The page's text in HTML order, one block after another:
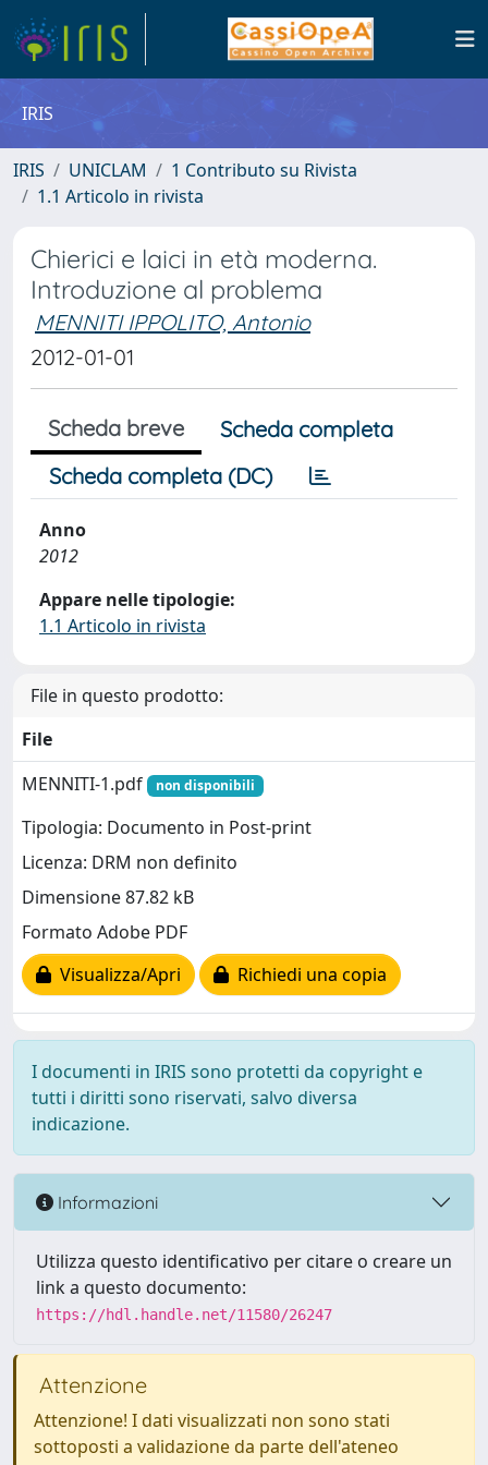
IRIS
IRIS UNICLAM
1 Contributo su Rivista
1.1 Articolo in rivista
Chierici e laici in età moderna.
Introduzione al problema
MENNITI IPPOLITO, Antonio
2012-01-01
Scheda breve
Scheda completa
Scheda completa (DC)
Anno
2012
Appare nelle tipologie:
1.1 Articolo in rivista
File in questo prodotto:
File
MENNITI-1.pdf
non disponibili
Tipologia: Documento in Post-print
Licenza: DRM non definito
Dimensione 87.82 kB
Formato Adobe PDF
Visualizza/Apri
Richiedi una copia
I documenti in IRIS sono protetti da copyright e
tutti i diritti sono riservati, salvo diversa
indicazione.
Informazioni
Utilizza questo identificativo per citare o creare un
link a questo documento:
https://hdl.handle.net/11580/26247
Attenzione
Attenzione! I dati visualizzati non sono stati
sottoposti a validazione da parte dell'ateneo